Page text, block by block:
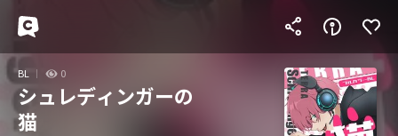
BL 0
シュレディンガーの
猫